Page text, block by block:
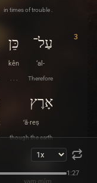
in times of trouble .
3 עַל־
‘al-
Therefore
כֵּן
kên
. . .
אָרֶץ
’ā·reṣ
though the earth
יַמִּֽים׃
1:27